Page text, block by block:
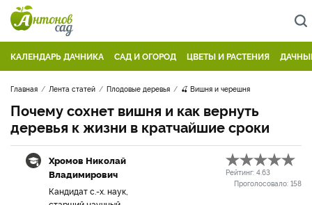
КАЛЕНДАРЬ ДАЧНИКА САД И ОГОРОД ЦВЕТЫ И РАСТЕНИЯ
Главная Лента статей Плодовые деревья 🍒 Вишня и черешня
Почему сохнет вишня и как вернуть
деревья к жизни в кратчайшие сроки
Хромов Николай
Владимирович
Кандидат с.-х. наук,
Рейтинг: 4.63
Проголосовало: 158